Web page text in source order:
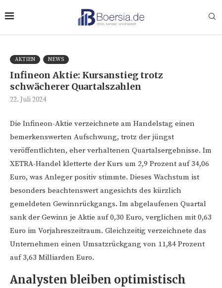
AKTIEN NEWS
Infineon Aktie: Kursanstieg trotz
schwächerer Quartalszahlen
22. Juli 2024
Die Infineon-Aktie verzeichnete am Handelstag einen
bemerkenswerten Aufschwung, trotz der jüngst
veröffentlichten, eher verhaltenen Quartalsergebnisse. Im
XETRA-Handel kletterte der Kurs um 2,9 Prozent auf 34,06
Euro, was Anleger positiv stimmte. Dieses Wachstum ist
besonders beachtenswert angesichts des kürzlich
gemeldeten Gewinnrückgangs. Im abgelaufenen Quartal
sank der Gewinn je Aktie auf 0,30 Euro, verglichen mit 0,63
Euro im Vorjahreszeitraum. Gleichzeitig verzeichnete das
Unternehmen einen Umsatzrückgang von 11,84 Prozent
auf 3,63 Milliarden Euro.
Analysten bleiben optimistisch